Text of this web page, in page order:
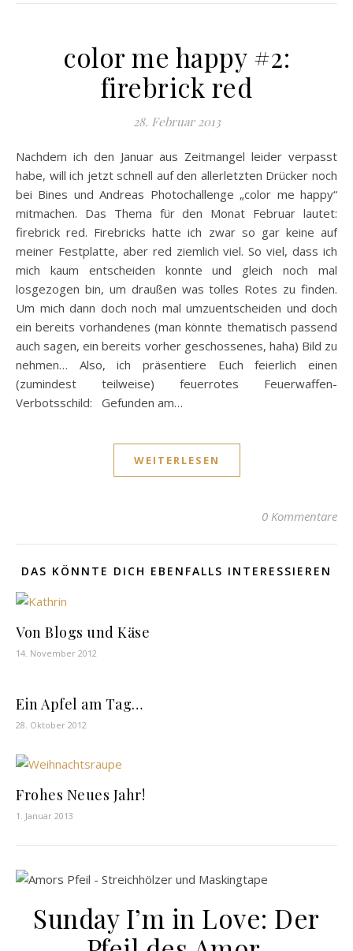
color me happy #2:
firebrick red
28. Februar 2013
Nachdem ich den Januar aus Zeitmangel leider verpasst
habe, will ich jetzt schnell auf den allerletzten Drücker noch
bei Bines und Andreas Photochallenge „color me happy“
mitmachen. Das Thema für den Monat Februar lautet:
firebrick red. Firebricks hatte ich zwar so gar keine auf
meiner Festplatte, aber red ziemlich viel. So viel, dass ich
mich kaum entscheiden konnte und gleich noch mal
losgezogen bin, um draußen was tolles Rotes zu finden.
Um mich dann doch noch mal umzuentscheiden und doch
ein bereits vorhandenes (man könnte thematisch passend
auch sagen, ein bereits vorher geschossenes, haha) Bild zu
nehmen… Also, ich präsentiere Euch feierlich einen
(zumindest teilweise) feuerrotes Feuerwaffen-
Verbotsschild: Gefunden am…
WEITERLESEN
0 Kommentare
DAS KÖNNTE DICH EBENFALLS INTERESSIEREN
Von Blogs und Käse
14. November 2012
Ein Apfel am Tag…
28. Oktober 2012
Frohes Neues Jahr!
1. Januar 2013
Sunday I’m in Love: Der